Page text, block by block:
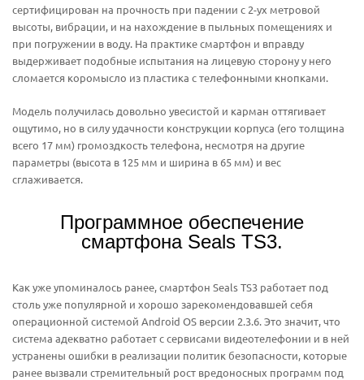
сертифицирован на прочность при падении с 2-ух метровой
высоты, вибрации, и на нахождение в пыльных помещениях и
при погружении в воду. На практике смартфон и вправду
выдерживает подобные испытания на лицевую сторону у него
сломается коромысло из пластика с телефонными кнопками.
Модель получилась довольно увесистой и карман оттягивает
ощутимо, но в силу удачности конструкции корпуса (его толщина
всего 17 мм) громоздкость телефона, несмотря на другие
параметры (высота в 125 мм и ширина в 65 мм) и вес
сглаживается.
Программное обеспечение
смартфона Seals TS3.
Как уже упоминалось ранее, смартфон Seals TS3 работает под
столь уже популярной и хорошо зарекомендовавшей себя
операционной системой Android OS версии 2.3.6. Это значит, что
система адекватно работает с сервисами видеотелефонии и в ней
устранены ошибки в реализации политик безопасности, которые
ранее вызвали стремительный рост вредоносных программ под